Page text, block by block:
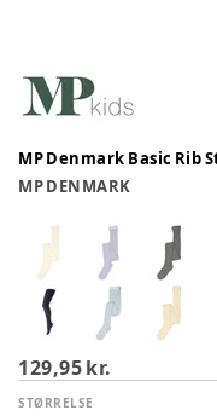
MP Denmark Basic Rib
MP DENMARK
129,95 kr.
STØRRELSE